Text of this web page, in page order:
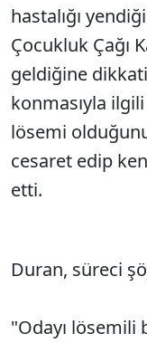
hastalığı
Çocukluk Çağı
geldiğine
konmasıyla
lösemi
cesaret edip
etti.
Duran, süreci
"Odayı lösemili